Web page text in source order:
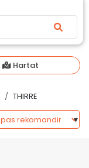
Hartat
THIRRE